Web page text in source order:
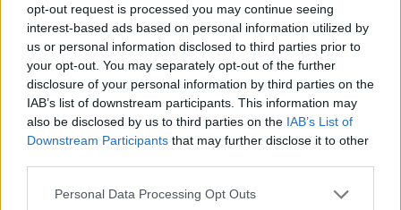
opt-out request is processed you may continue seeing
interest-based ads based on personal information utilized by
us or personal information disclosed to third parties prior to
your opt-out. You may separately opt-out of the further
disclosure of your personal information by third parties on the
IAB’s list of downstream participants. This information may
also be disclosed by us to third parties on the IAB’s List of
Downstream Participants that may further disclose it to other
Personal Data Processing Opt Outs
Halálos veszélyt jelentenek a
rosszul karbantartott kémények
– Podcast
Greendex
Te tudod, hogyan működik a szén-